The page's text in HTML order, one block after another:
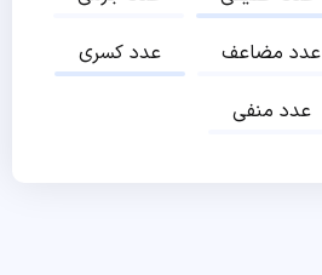
عدد کسری
عدد مضاعف
عدد منفی